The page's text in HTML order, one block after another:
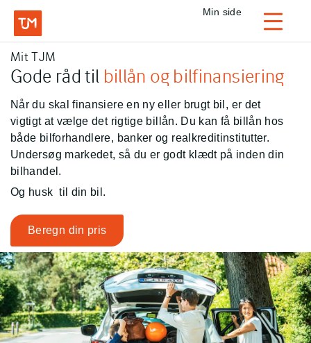
Privat
Login
Min side
TJM Forsikring – Gå til forside
Mit TJM
Gode råd til billån og bilfinansiering
Når du skal finansiere en ny eller brugt bil, er det
vigtigt at vælge det rigtige billån. Du kan få billån hos
både bilforhandlere, banker og realkreditinstitutter.
Undersøg markedet, så du er godt klædt på inden din
bilhandel.
Og husk til din bil.
Beregn din pris